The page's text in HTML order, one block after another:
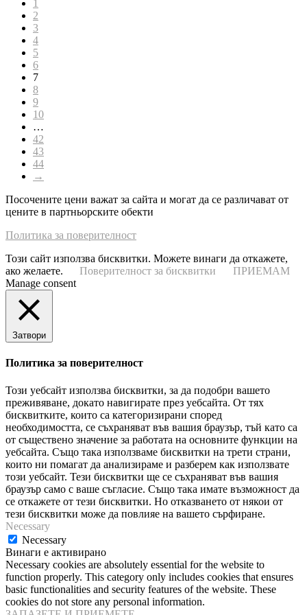
1
2
3
4
5
6
7
8
9
10
…
42
43
44
→
Посочените цени важат за сайта и могат да се различават от
цените в партньорските обекти
Политика за поверителност
Този сайт използва бисквитки. Можете винаги да откажете,
ако желаете.
Поверителност за бисквитки
ПРИЕМАМ
Manage consent
Затвори
Политика за поверителност
Този уебсайт използва бисквитки, за да подобри вашето
преживяване, докато навигирате през уебсайта. От тях
бисквитките, които са категоризирани според
необходимостта, се съхраняват във вашия браузър, тъй като са
от съществено значение за работата на основните функции на
уебсайта. Също така използваме бисквитки на трети страни,
които ни помагат да анализираме и разберем как използвате
този уебсайт. Тези бисквитки ще се съхраняват във вашия
браузър само с ваше съгласие. Също така имате възможност да
се откажете от тези бисквитки. Но отказването от някои от
тези бисквитки може да повлияе на вашето сърфиране.
Necessary
Necessary
Винаги е активирано
Necessary cookies are absolutely essential for the website to
function properly. This category only includes cookies that ensures
basic functionalities and security features of the website. These
cookies do not store any personal information.